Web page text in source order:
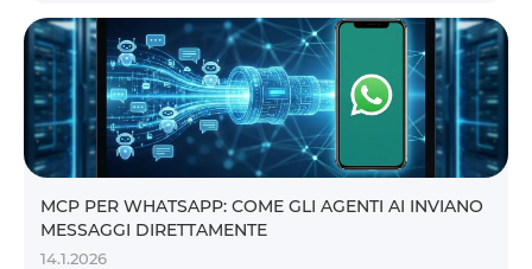
MCP PER WHATSAPP: COME GLI AGENTI AI INVIANO
MESSAGGI DIRETTAMENTE
14.1.2026